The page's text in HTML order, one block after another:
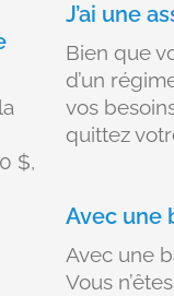
$,
J’ai une
Bien que
d’un
vos
quittez
Avec une
Avec une
Vous